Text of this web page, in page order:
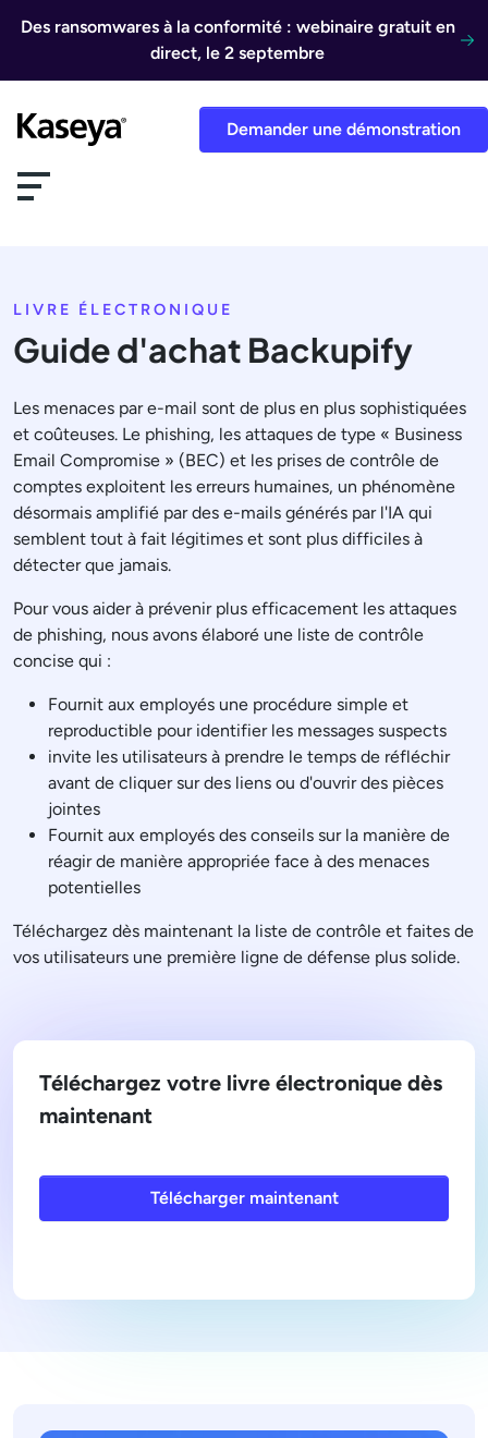
Des ransomwares à la conformité : webinaire gratuit en
direct, le 2 septembre
Demander une démonstration
LIVRE ÉLECTRONIQUE
Guide d'achat Backupify
Les menaces par e-mail sont de plus en plus sophistiquées
et coûteuses. Le phishing, les attaques de type « Business
Email Compromise » (BEC) et les prises de contrôle de
comptes exploitent les erreurs humaines, un phénomène
désormais amplifié par des e-mails générés par l'IA qui
semblent tout à fait légitimes et sont plus difficiles à
détecter que jamais.
Pour vous aider à prévenir plus efficacement les attaques
de phishing, nous avons élaboré une liste de contrôle
concise qui :
Fournit aux employés une procédure simple et
reproductible pour identifier les messages suspects
invite les utilisateurs à prendre le temps de réfléchir
avant de cliquer sur des liens ou d'ouvrir des pièces
jointes
Fournit aux employés des conseils sur la manière de
réagir de manière appropriée face à des menaces
potentielles
Téléchargez dès maintenant la liste de contrôle et faites de
vos utilisateurs une première ligne de défense plus solide.
Téléchargez votre livre électronique dès
maintenant
Télécharger maintenant